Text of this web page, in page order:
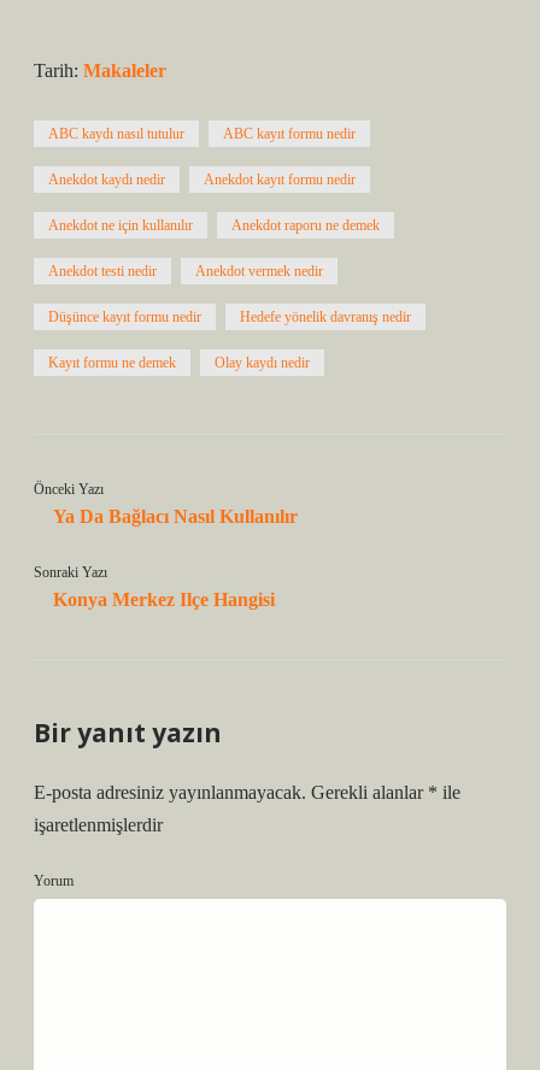
Tarih: Makaleler
ABC kaydı nasıl tutulur ABC kayıt formu nedir
Anekdot kaydı nedir Anekdot kayıt formu nedir
Anekdot ne için kullanılır Anekdot raporu ne demek
Anekdot testi nedir Anekdot vermek nedir
Düşünce kayıt formu nedir Hedefe yönelik davranış nedir
Kayıt formu ne demek Olay kaydı nedir
Önceki Yazı
Ya Da Bağlacı Nasıl Kullanılır
Sonraki Yazı
Konya Merkez Ilçe Hangisi
Bir yanıt yazın
E-posta adresiniz yayınlanmayacak. Gerekli alanlar * ile
işaretlenmişlerdir
Yorum